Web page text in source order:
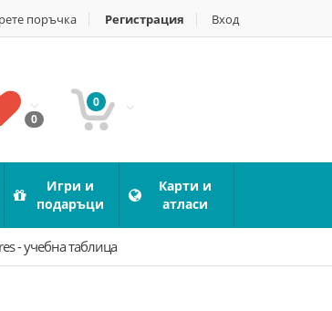
поръчка Регистрация Вход
0
0
Игри и
подаръци
Карти и
атласи
- учебна таблица